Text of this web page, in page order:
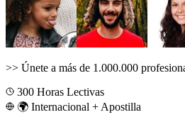
>> Únete a más de 1.000.000
300 Horas Lectivas
🌍 Internacional + Apostilla